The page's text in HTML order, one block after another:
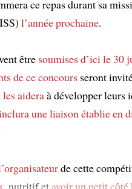
ce repas durant sa
l’année prochaine.
être soumisesd’ici le 30
de ce concours seront
aideraà développer leurs
une liaison établie en
de cette